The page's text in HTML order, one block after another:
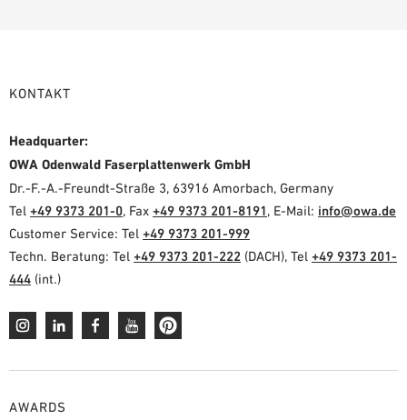
KONTAKT
Headquarter:
OWA Odenwald Faserplattenwerk GmbH
Dr.-F.-A.-Freundt-Straße 3, 63916 Amorbach, Germany
Tel +49 9373 201-0, Fax +49 9373 201-8191, E-Mail: info@owa.de
Customer Service: Tel +49 9373 201-999
Techn. Beratung: Tel +49 9373 201-222 (DACH), Tel +49 9373 201-
444 (int.)
AWARDS